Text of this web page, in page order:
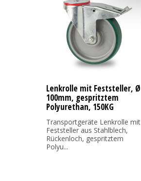
Lenkrolle mit Feststeller, Ø
100mm, gespritztem
Polyurethan, 150KG
Transportgeräte Lenkrolle mit
Feststeller aus Stahlblech,
Rückenloch, gespritztem
Polyu...